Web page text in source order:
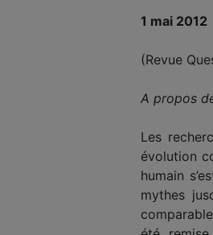
1 mai 2012
(Revue
A propos
Les
évolution
humain
mythes